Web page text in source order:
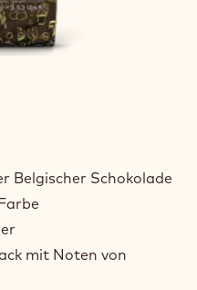
Belgischer Schokolade
mit Noten von